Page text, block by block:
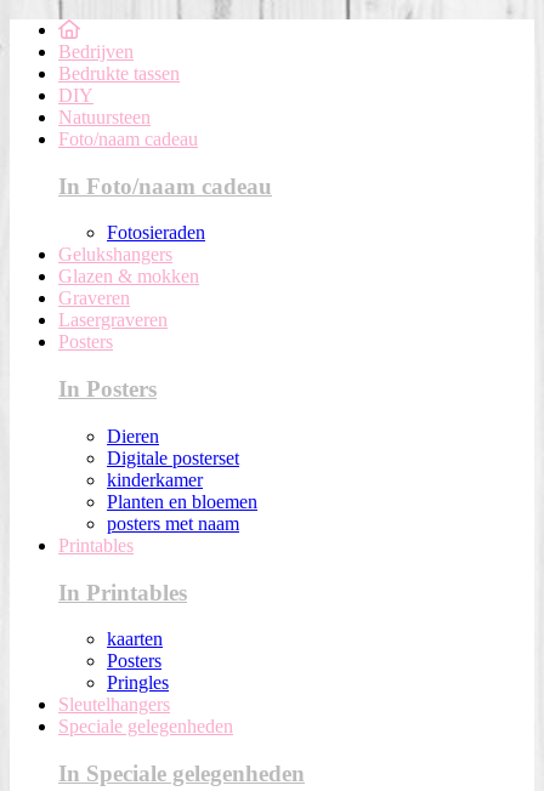
Bedrijven
Bedrukte tassen
DIY
Natuursteen
Foto/naam cadeau
In Foto/naam cadeau
Fotosieraden
Gelukshangers
Glazen & mokken
Graveren
Lasergraveren
Posters
In Posters
Dieren
Digitale posterset
kinderkamer
Planten en bloemen
posters met naam
Printables
In Printables
kaarten
Posters
Pringles
Sleutelhangers
Speciale gelegenheden
In Speciale gelegenheden